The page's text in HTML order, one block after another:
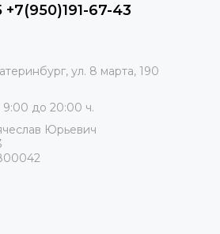
+7(950)191-67-43
ул. 8 марта, 190
до 20:00 ч.
Юрьевич